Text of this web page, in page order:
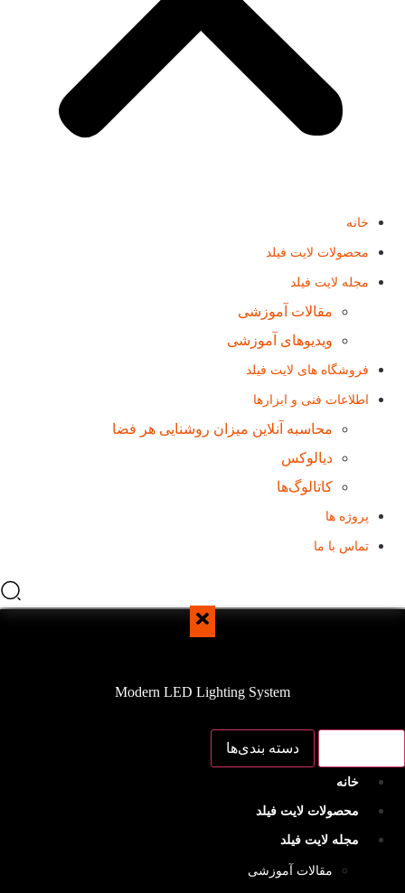
خانه
محصولات لایت فیلد
مجله لایت فیلد
مقالات آموزشی
ویدیوهای آموزشی
فروشگاه های لایت فیلد
اطلاعات فنی و ابزارها
محاسبه آنلاین میزان روشنایی هر فضا
دیالوکس
کاتالوگ‌ها
پروژه ها
تماس با ما
Modern LED Lighting System
دسته بندی‌ها
خانه
محصولات لایت فیلد
مجله لایت فیلد
مقالات آموزشی